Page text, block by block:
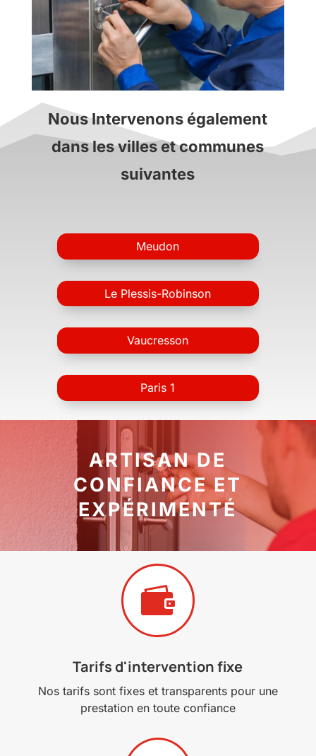
Nous Intervenons également
dans les villes et communes
suivantes
Meudon
Le Plessis-Robinson
Vaucresson
Paris 1
ARTISAN DE
CONFIANCE ET
EXPÉRIMENTÉ

Tarifs d'intervention fixe
Nos tarifs sont fixes et transparents pour une
prestation en toute confiance